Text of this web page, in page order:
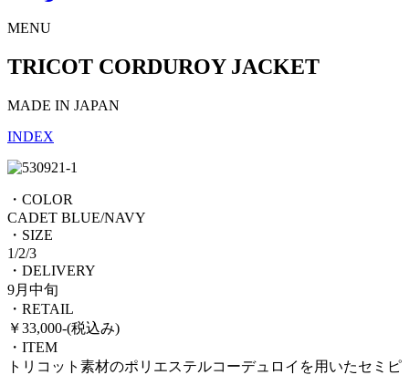
MENU
TRICOT CORDUROY JACKET
MADE IN JAPAN
INDEX
・COLOR
CADET BLUE/NAVY
・SIZE
1/2/3
・DELIVERY
9月中旬
・RETAIL
￥33,000-(税込み)
・ITEM
トリコット素材のポリエステルコーデュロイを用いたセミピ